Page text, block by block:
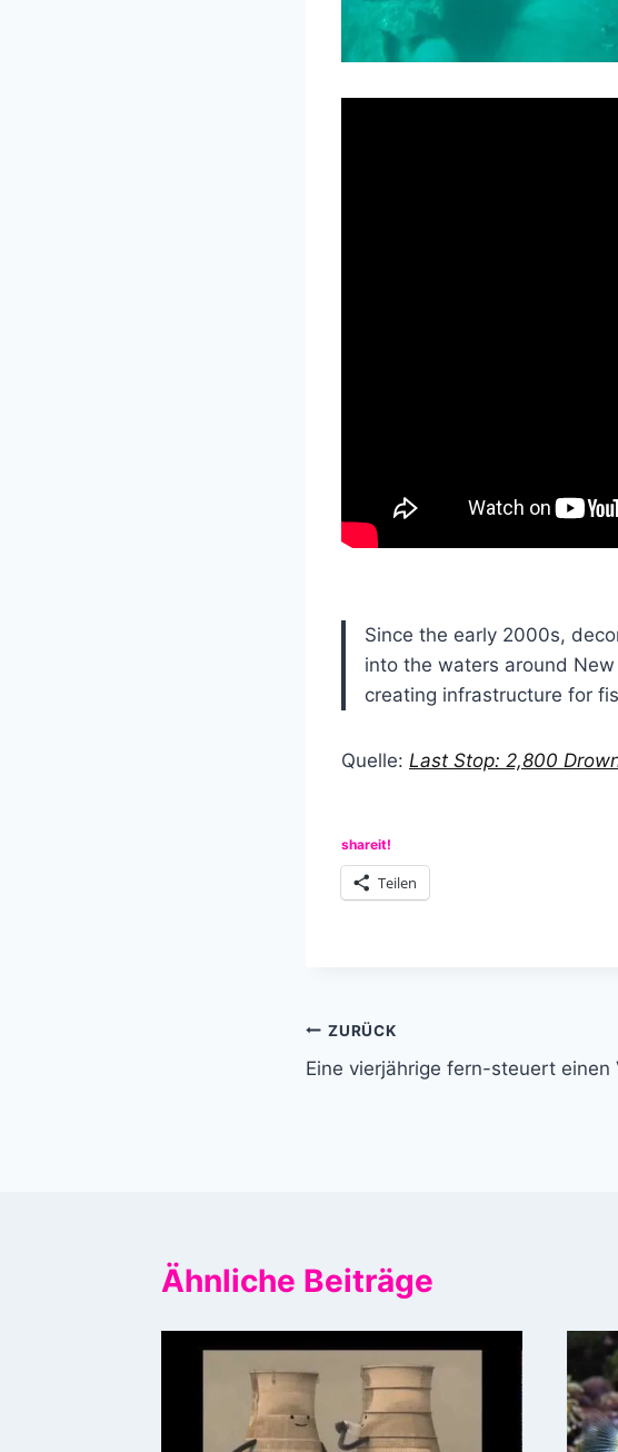
Since the early 2000s,
into the waters around
creating infrastructure for
Quelle: Last Stop: 2,800
shareit!
Teilen
Beitragsnavigation
ZURÜCK
Eine vierjährige fern-steuert einen
Ähnliche Beiträge